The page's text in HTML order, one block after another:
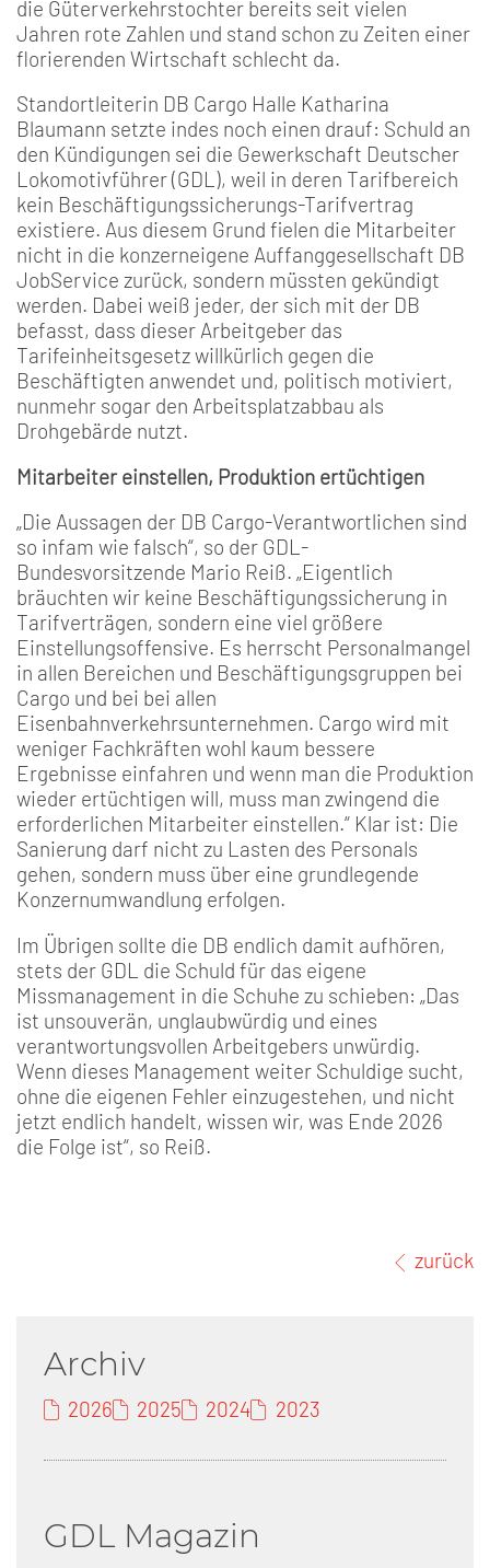
die Güterverkehrstochter bereits seit vielen
Jahren rote Zahlen und stand schon zu Zeiten einer
florierenden Wirtschaft schlecht da.
Standortleiterin DB Cargo Halle Katharina
Blaumann setzte indes noch einen drauf: Schuld an
den Kündigungen sei die Gewerkschaft Deutscher
Lokomotivführer (GDL), weil in deren Tarifbereich
kein Beschäftigungssicherungs-Tarifvertrag
existiere. Aus diesem Grund fielen die Mitarbeiter
nicht in die konzerneigene Auffanggesellschaft DB
JobService zurück, sondern müssten gekündigt
werden. Dabei weiß jeder, der sich mit der DB
befasst, dass dieser Arbeitgeber das
Tarifeinheitsgesetz willkürlich gegen die
Beschäftigten anwendet und, politisch motiviert,
nunmehr sogar den Arbeitsplatzabbau als
Drohgebärde nutzt.
Mitarbeiter einstellen, Produktion ertüchtigen
„Die Aussagen der DB Cargo-Verantwortlichen sind
so infam wie falsch“, so der GDL-
Bundesvorsitzende Mario Reiß. „Eigentlich
bräuchten wir keine Beschäftigungssicherung in
Tarifverträgen, sondern eine viel größere
Einstellungsoffensive. Es herrscht Personalmangel
in allen Bereichen und Beschäftigungsgruppen bei
Cargo und bei bei allen
Eisenbahnverkehrsunternehmen. Cargo wird mit
weniger Fachkräften wohl kaum bessere
Ergebnisse einfahren und wenn man die Produktion
wieder ertüchtigen will, muss man zwingend die
erforderlichen Mitarbeiter einstellen.“ Klar ist: Die
Sanierung darf nicht zu Lasten des Personals
gehen, sondern muss über eine grundlegende
Konzernumwandlung erfolgen.
Im Übrigen sollte die DB endlich damit aufhören,
stets der GDL die Schuld für das eigene
Missmanagement in die Schuhe zu schieben: „Das
ist unsouverän, unglaubwürdig und eines
verantwortungsvollen Arbeitgebers unwürdig.
Wenn dieses Management weiter Schuldige sucht,
ohne die eigenen Fehler einzugestehen, und nicht
jetzt endlich handelt, wissen wir, was Ende 2026
die Folge ist“, so Reiß.
zurück
Archiv
2026 2025 2024 2023
GDL Magazin